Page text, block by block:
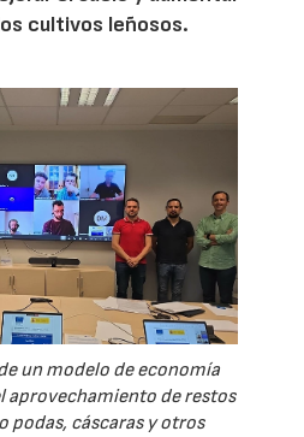
cultivos leñosos.
un modelo de economía
aprovechamiento de restos
podas, cáscaras y otros